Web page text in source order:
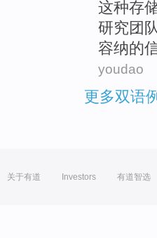
这种存
研究团队
容纳的
youdao
更多双语
关于有道 Investors 有道智选